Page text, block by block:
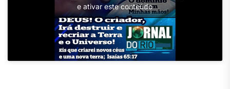
e ativar este conteúdo